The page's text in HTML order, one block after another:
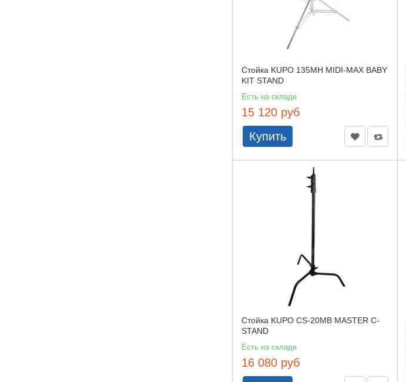
Стойка KUPO 135MH MIDI-MAX BABY
KIT STAND
Есть на складе
15 120 руб
Купить
Стойка KUPO CS-20MB MASTER C-
STAND
Есть на складе
16 080 руб